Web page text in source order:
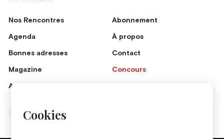
Cookies
Nos Rencontres
Agenda
Bonnes adresses
Magazine
Annonceurs
Abonnement
À propos
Contact
Concours
Instagram